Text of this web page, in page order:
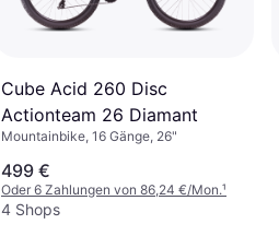
Cube Acid 260 Disc
Actionteam 26 Diamant
Mountainbike, 16 Gänge, 26"
499 €
Oder 6 Zahlungen von 86,24 €/Mon.¹
4 Shops